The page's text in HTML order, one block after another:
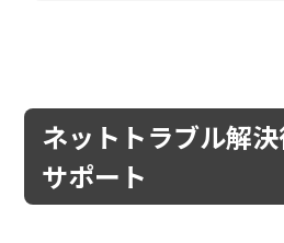
ネットトラブル解
サポート